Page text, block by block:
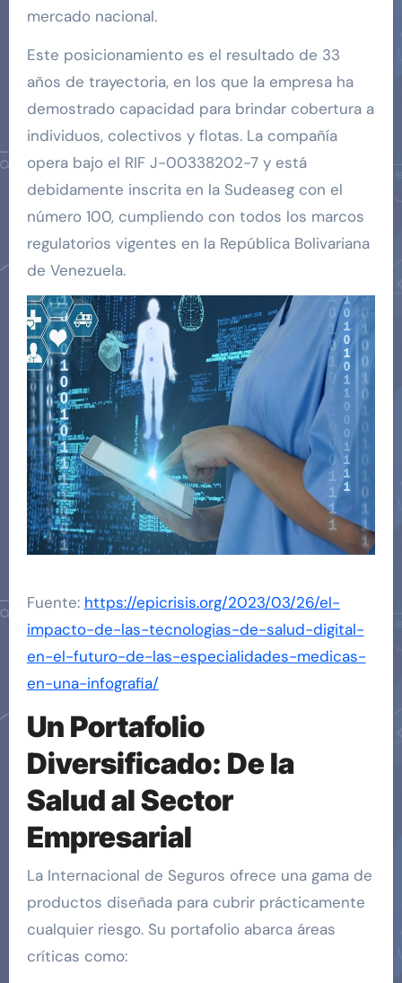
mercado nacional.
Este posicionamiento es el resultado de 33
años de trayectoria, en los que la empresa ha
demostrado capacidad para brindar cobertura a
individuos, colectivos y flotas. La compañía
opera bajo el RIF J-00338202-7 y está
debidamente inscrita en la Sudeaseg con el
número 100, cumpliendo con todos los marcos
regulatorios vigentes en la República Bolivariana
de Venezuela.
Fuente: https://epicrisis.org/2023/03/26/el-
impacto-de-las-tecnologias-de-salud-digital-
en-el-futuro-de-las-especialidades-medicas-
en-una-infografia/
Un Portafolio
Diversificado: De la
Salud al Sector
Empresarial
La Internacional de Seguros ofrece una gama de
productos diseñada para cubrir prácticamente
cualquier riesgo. Su portafolio abarca áreas
críticas como: